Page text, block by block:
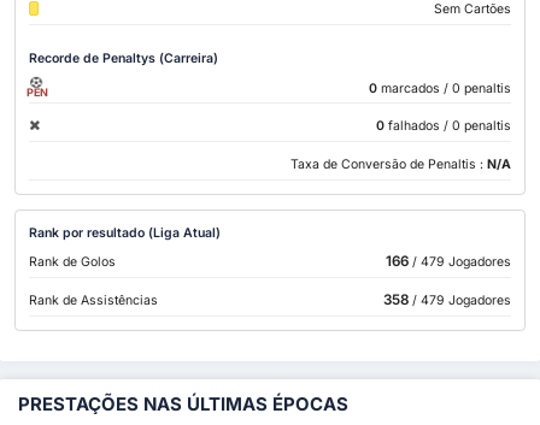
Sem Cartões
Recorde de Penaltys (Carreira)
PEN 0 marcados / 0 penaltis
0 falhados / 0 penaltis
Taxa de Conversão de Penaltis : N/A
Rank por resultado (Liga Atual)
Rank de Golos
166/ 479 Jogadores
Rank de Assistências 358/ 479 Jogadores
PRESTAÇÕES NAS ÚLTIMAS ÉPOCAS